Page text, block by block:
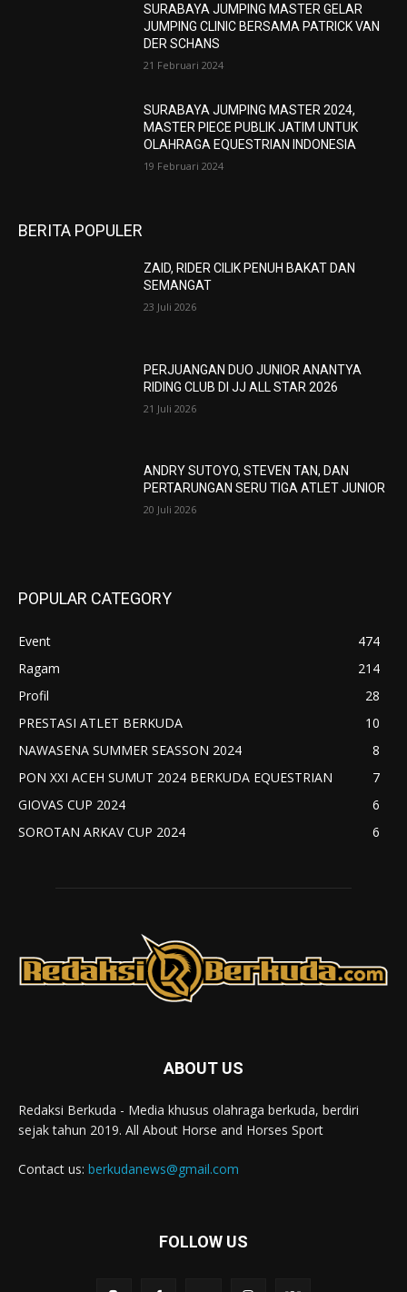
SURABAYA JUMPING MASTER GELAR
JUMPING CLINIC BERSAMA PATRICK VAN
DER SCHANS
21 Februari 2024
SURABAYA JUMPING MASTER 2024,
MASTER PIECE PUBLIK JATIM UNTUK
OLAHRAGA EQUESTRIAN INDONESIA
19 Februari 2024
BERITA POPULER
ZAID, RIDER CILIK PENUH BAKAT DAN
SEMANGAT
23 Juli 2026
PERJUANGAN DUO JUNIOR ANANTYA
RIDING CLUB DI JJ ALL STAR 2026
21 Juli 2026
ANDRY SUTOYO, STEVEN TAN, DAN
PERTARUNGAN SERU TIGA ATLET JUNIOR
20 Juli 2026
POPULAR CATEGORY
Event
474
Ragam
214
Profil
28
PRESTASI ATLET BERKUDA
10
NAWASENA SUMMER SEASSON 2024
8
PON XXI ACEH SUMUT 2024 BERKUDA EQUESTRIAN
7
GIOVAS CUP 2024
6
SOROTAN ARKAV CUP 2024
6
ABOUT US
Redaksi Berkuda - Media khusus olahraga berkuda, berdiri
sejak tahun 2019. All About Horse and Horses Sport
Contact us: berkudanews@gmail.com
FOLLOW US